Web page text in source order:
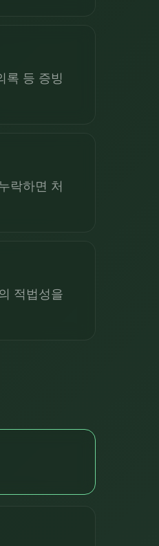
록 등 증빙
락하면 처
적법성을